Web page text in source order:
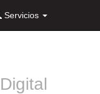
Servicios
Digital